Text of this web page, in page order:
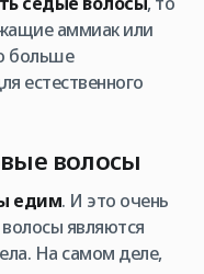
аммиак или
больше
естественного
волосы
едим. И это очень
являются
На самом деле,